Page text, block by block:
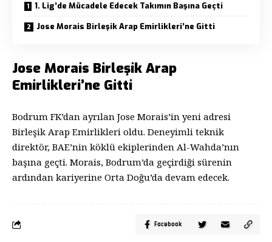
1. Lig’de Mücadele Edecek Takımın Başına Geçti
Jose Morais Birleşik Arap Emirlikleri’ne Gitti
Jose Morais Birleşik Arap
Emirlikleri’ne Gitti
Bodrum FK’dan ayrılan Jose Morais’in yeni adresi
Birleşik Arap Emirlikleri oldu. Deneyimli teknik
direktör, BAE’nin köklü ekiplerinden Al-Wahda’nın
başına geçti. Morais, Bodrum’da geçirdiği sürenin
ardından kariyerine Orta Doğu’da devam edecek.
Facebook